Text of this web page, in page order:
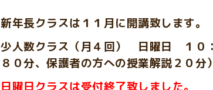
新年長クラスは１１月に開講致します。
少人数クラス（月４回） 日曜日 １０
８０分、保護者の方への授業解説２０分
日曜日クラスは受付終了致しました。